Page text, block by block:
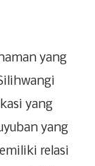
yang
yang
yang
relasi